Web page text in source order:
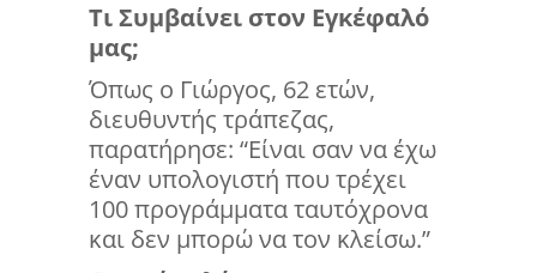
Τι Συμβαίνει στον Εγκέφαλό
μας;
Όπως ο Γιώργος, 62 ετών,
διευθυντής τράπεζας,
παρατήρησε: “Είναι σαν να έχω
έναν υπολογιστή που τρέχει
100 προγράμματα ταυτόχρονα
και δεν μπορώ να τον κλείσω.”